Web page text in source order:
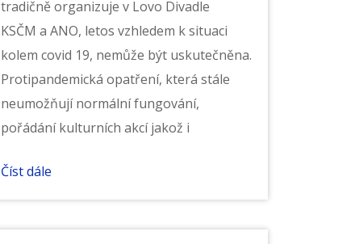
tradičně organizuje v Lovo Divadle
KSČM a ANO, letos vzhledem k situaci
kolem covid 19, nemůže být uskutečněna.
Protipandemická opatření, která stále
neumožňují normální fungování,
pořádání kulturních akcí jakož i
Číst dále